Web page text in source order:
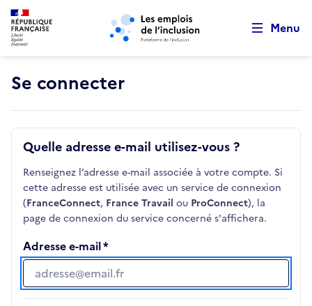
Aller au menu principal Aller au contenu principal
Menu
Se connecter
Quelle adresse e-mail utilisez-vous ?
Renseignez l’adresse e-mail associée à votre compte. Si
cette adresse est utilisée avec un service de connexion
(FranceConnect, France Travail ou ProConnect), la
page de connexion du service concerné s'affichera.
Adresse e-mail
Adresse e-mail
Retour au début de la page
Panneau de gestion des cookies